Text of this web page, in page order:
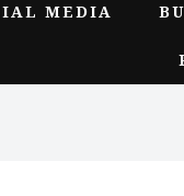
MEDIA